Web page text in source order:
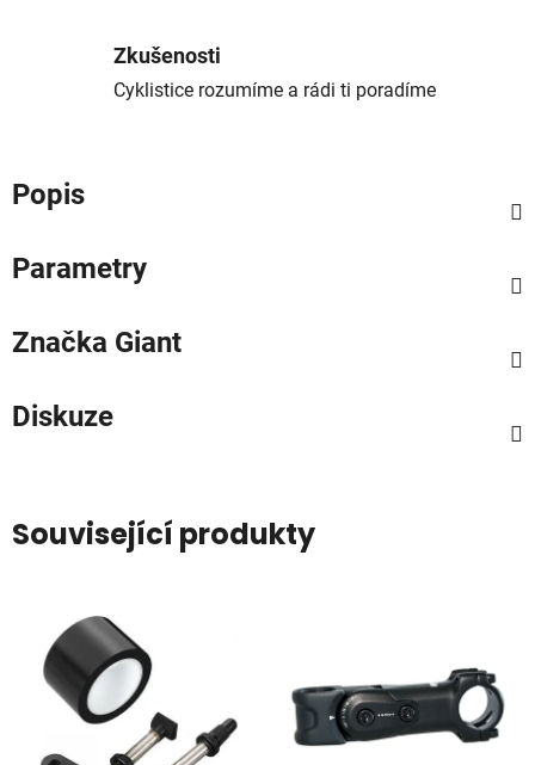
Zkušenosti
Cyklistice rozumíme a rádi ti poradíme
Popis
Parametry
Značka Giant
Diskuze
Související produkty